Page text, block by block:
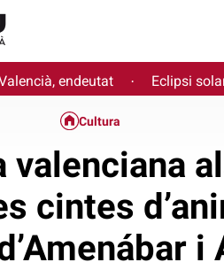
endeutat · Eclipsi
Cultura
valenciana
cintes